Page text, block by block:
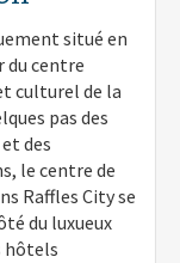
situé en
centre
culturel de la
pas des
des
le centre de
Raffles City se
du luxueux
hôtels